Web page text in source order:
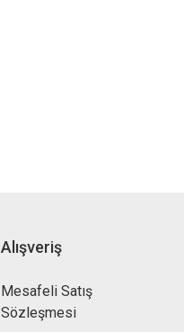
Alışveriş
Mesafeli Satış
Sözleşmesi